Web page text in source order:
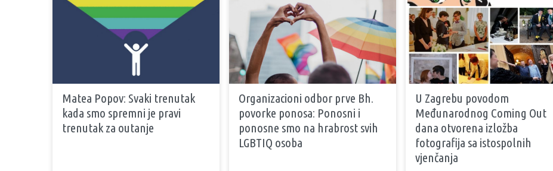
Matea Popov: Svaki trenutak
kada smo spremni je pravi
trenutak za outanje
Organizacioni odbor prve Bh.
povorke ponosa: Ponosni i
ponosne smo na hrabrost svih
LGBTIQ osoba
U Zagrebu povodom
Međunarodnog Coming Out
dana otvorena izložba
fotografija sa istospolnih
vjenčanja